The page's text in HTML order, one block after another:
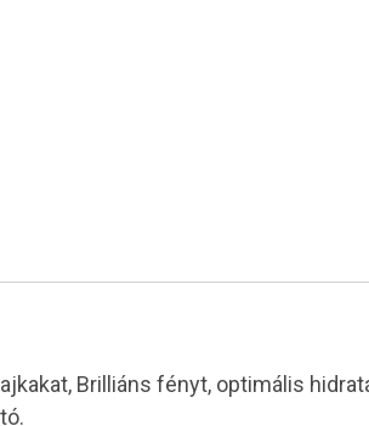
Brilliáns fényt, optimális